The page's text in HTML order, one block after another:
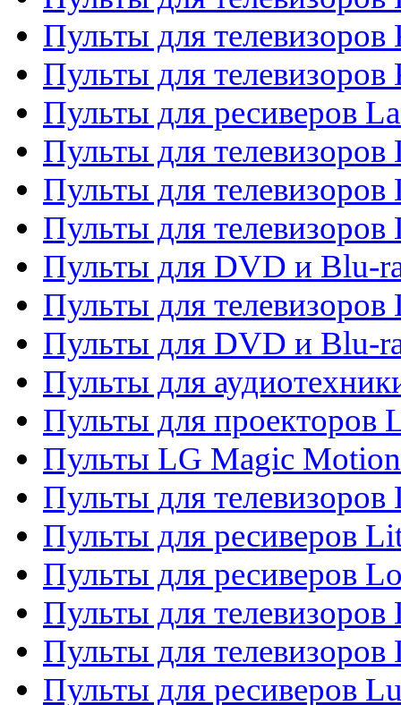
Пульты для
Пульты для
Пульты для ресиверов
Пульты для телевизоров
Пульты для телевизоров
Пульты для телевизоров
Пульты для DVD и Blu-
Пульты для телевизоров
Пульты для DVD и Blu-
Пульты для
Пульты для проекторов
Пульты LG Magic Motion
Пульты для
Пульты для ресиверов
Пульты для ресиверов
Пульты для телевизоров
Пульты для
Пульты для ресиверов